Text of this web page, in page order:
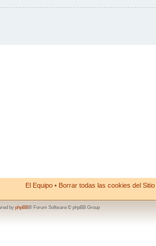
El Equipo • Borrar todas las cookies del Sitio
by phpBB® Forum Software © phpBB Group